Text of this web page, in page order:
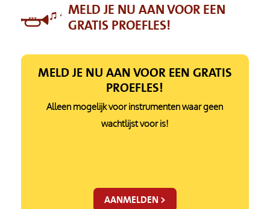
MELD JE NU AAN VOOR EEN
GRATIS PROEFLES!
MELD JE NU AAN VOOR EEN GRATIS
PROEFLES!
Alleen mogelijk voor instrumenten waar geen
wachtlijst voor is!
AANMELDEN >